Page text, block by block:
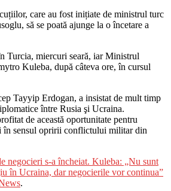
care au fost inițiate de ministrul turc
să se poată ajunge la o încetare a
Turcia, miercuri seară, iar Ministrul
Kuleba, după câteva ore, în cursul
Tayyip Erdogan, a insistat de mult timp
între Rusia şi Ucraina.
de această oportunitate pentru
în sensul opririi conflictului militar din
negocieri s-a încheiat. Kuleba: „Nu sunt
în Ucraina, dar negocierile vor continua”
.